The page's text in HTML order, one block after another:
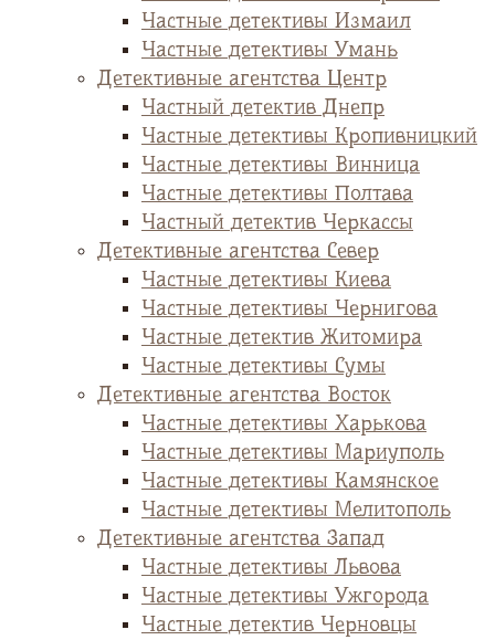
Частные детективы Измаил
Частные детективы Умань
Детективные агентства Центр
Частный детектив Днепр
Частные детективы Кропивницкий
Частные детективы Винница
Частные детективы Полтава
Частный детектив Черкассы
Детективные агентства Север
Частные детективы Киева
Частные детективы Чернигова
Частные детектив Житомира
Частные детективы Сумы
Детективные агентства Восток
Частные детективы Харькова
Частные детективы Мариуполь
Частные детективы Камянское
Частные детективы Мелитополь
Детективные агентства Запад
Частные детективы Львова
Частные детективы Ужгорода
Частные детектив Черновцы